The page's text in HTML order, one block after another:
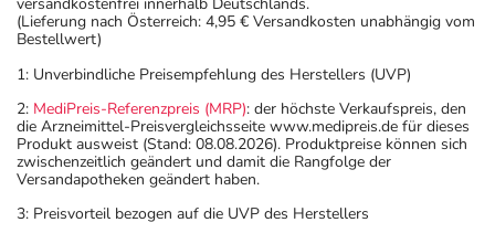
Pfeilrichtung abziehen.
Adresse des Anbieters/Herstellers
Scholtzstr. 3
21465 Reinbek
Angaben gem. EU-Produktsicherheitsverordnung (GPSR)
anzeigen
(Lieferung nach Österreich: 4,95 € Versandkosten unabhängig vom
Bestellwert)
1: Unverbindliche Preisempfehlung des Herstellers (UVP)
2: MediPreis-Referenzpreis (MRP): der höchste Verkaufspreis, den
die Arzneimittel-Preisvergleichsseite www.medipreis.de für dieses
Produkt ausweist (Stand: 08.08.2026). Produktpreise können sich
zwischenzeitlich geändert und damit die Rangfolge der
Versandapotheken geändert haben.
3: Preisvorteil bezogen auf die UVP des Herstellers